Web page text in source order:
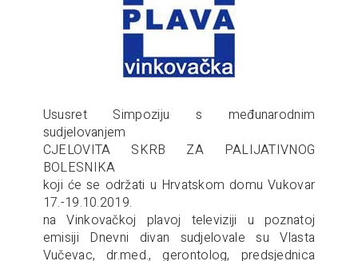
Ususret Simpoziju s međunarodnim
sudjelovanjem
CJELOVITA SKRB ZA PALIJATIVNOG
BOLESNIKA
koji će se održati u Hrvatskom domu Vukovar
17.-19.10.2019.
na Vinkovačkoj plavoj televiziji u poznatoj
emisiji Dnevni divan sudjelovale su Vlasta
Vučevac, dr.med., gerontolog, predsjednica